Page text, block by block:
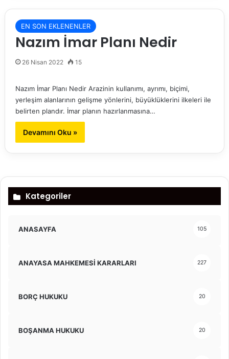
EN SON EKLENENLER
Nazım İmar Planı Nedir
26 Nisan 2022 15
Nazım İmar Planı Nedir Arazinin kullanımı, ayrımı, biçimi,
yerleşim alanlarının gelişme yönlerini, büyüklüklerini ilkeleri ile
belirten plandır. İmar planın hazırlanmasına…
Devamını Oku »
Kategoriler
ANASAYFA 105
ANAYASA MAHKEMESİ KARARLARI 227
BORÇ HUKUKU 20
BOŞANMA HUKUKU 20